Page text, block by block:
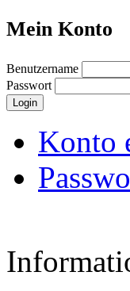
Mein Konto
Benutzername
Passwort
Konto